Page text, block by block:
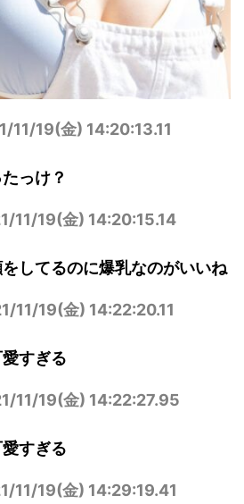
11/19(金) 14:20:13.11
っけ？
11/19(金) 14:20:15.14
してるのに爆乳なのがいいね
11/19(金) 14:22:20.11
すぎる
11/19(金) 14:22:27.95
すぎる
11/19(金) 14:29:19.41